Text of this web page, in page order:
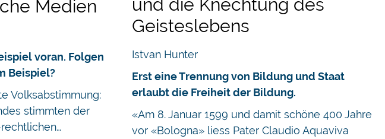
Medien
voran. Folgen
Beispiel?
Volksabstimmung:
stimmten der
und die Knechtung des
Geisteslebens
Istvan Hunter
Erst eine Trennung von Bildung und Staat
erlaubt die Freiheit der Bildung.
«Am 8. Januar 1599 und damit schöne 400 Jahre
vor «Bologna» liess Pater Claudio Aquaviva